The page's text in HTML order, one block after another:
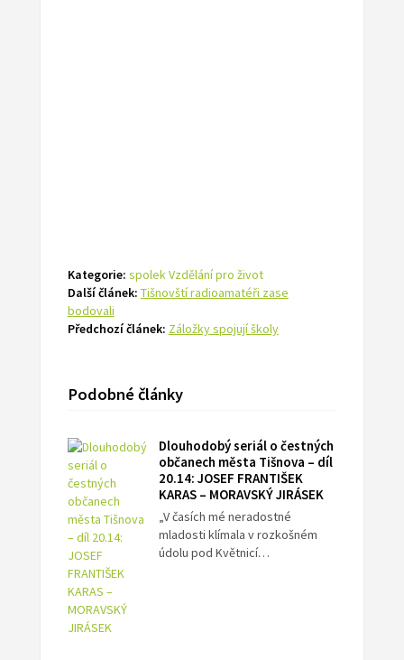
Kategorie: spolek Vzdělání pro život
Další článek: Tišnovští radioamatéři zase
bodovali
Předchozí článek: Záložky spojují školy
Podobné články
Dlouhodobý seriál o čestných
občanech města Tišnova – díl
20.14: JOSEF FRANTIŠEK
KARAS – MORAVSKÝ JIRÁSEK
„V časích mé neradostné
mladosti klímala v rozkošném
údolu pod Květnicí…